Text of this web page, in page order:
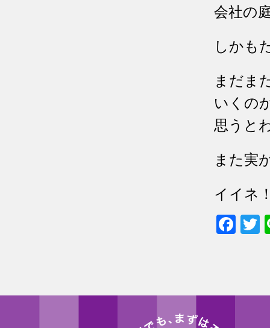
会社の
しかも
まだま
いくの
思うと
また実
イイネ